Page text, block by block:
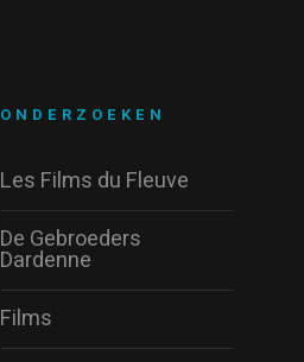
ONDERZOEKEN
Les Films du Fleuve
De Gebroeders
Dardenne
Films